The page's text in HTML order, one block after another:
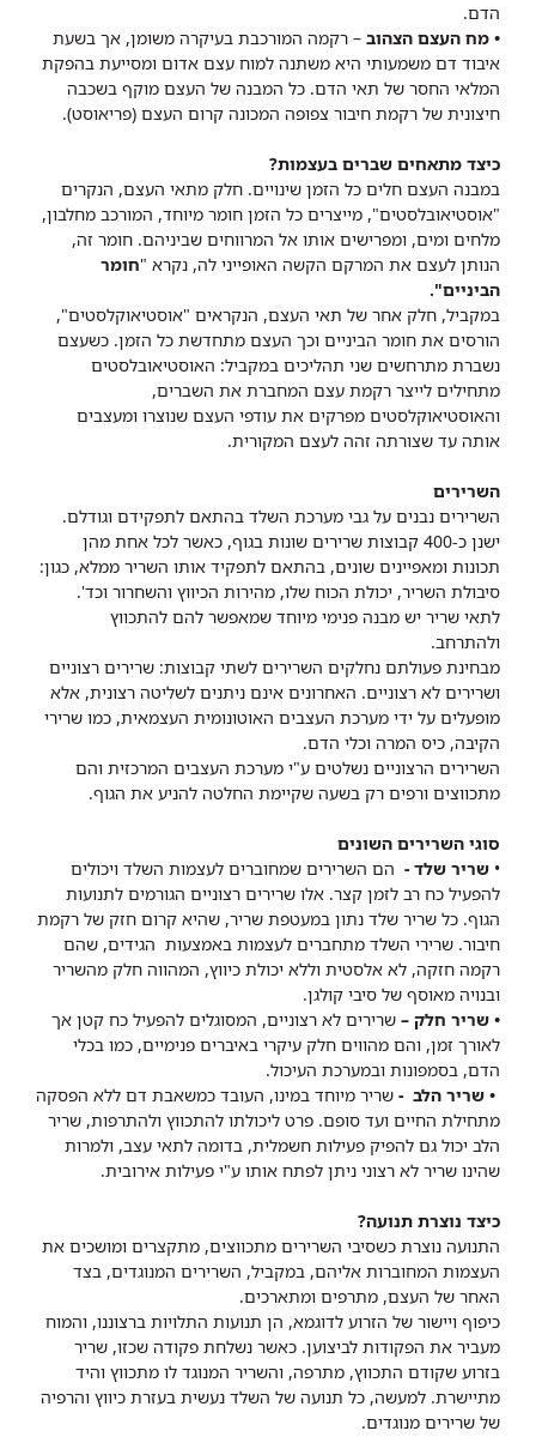
הדם.
• מח העצם הצהוב – רקמה המורכבת בעיקרה משומן, אך בשעת
איבוד דם משמעותי היא משתנה למוח עצם אדום ומסייעת בהפקת
המלאי החסר של תאי הדם. כל המבנה של העצם מוקף בשכבה
חיצונית של רקמת חיבור צפופה המכונה קרום העצם (פריאוסט).
כיצד מתאחים שברים בעצמות?
במבנה העצם חלים כל הזמן שינויים. חלק מתאי העצם, הנקרים
"אוסטיאובלסטים", מייצרים כל הזמן חומר מיוחד, המורכב מחלבון,
מלחים ומים, ומפרישים אותו אל המרווחים שביניהם. חומר זה,
הנותן לעצם את המרקם הקשה האופייני לה, נקרא "חומר
הביניים".
במקביל, חלק אחר של תאי העצם, הנקראים "אוסטיאוקלסטים",
הורסים את חומר הביניים וכך העצם מתחדשת כל הזמן. כשעצם
נשברת מתרחשים שני תהליכים במקביל: האוסטיאובלסטים
מתחילים לייצר רקמת עצם המחברת את השברים,
והאוסטיאוקלסטים מפרקים את עודפי העצם שנוצרו ומעצבים
אותה עד שצורתה זהה לעצם המקורית.
השרירים
השרירים נבנים על גבי מערכת השלד בהתאם לתפקידם וגודלם.
ישנן כ-400 קבוצות שרירים שונות בגוף, כאשר לכל אחת מהן
תכונות ומאפיינים שונים, בהתאם לתפקיד אותו השריר ממלא, כגון:
סיבולת השריר, יכולת הכוח שלו, מהירות הכיווץ והשחרור וכד'.
לתאי שריר יש מבנה פנימי מיוחד שמאפשר להם להתכווץ
ולהתרחב.
מבחינת פעולתם נחלקים השרירים לשתי קבוצות: שרירים רצוניים
ושרירים לא רצוניים. האחרונים אינם ניתנים לשליטה רצונית, אלא
מופעלים על ידי מערכת העצבים האוטונומית העצמאית, כמו שרירי
הקיבה, כיס המרה וכלי הדם.
השרירים הרצוניים נשלטים ע"י מערכת העצבים המרכזית והם
מתכווצים ורפים רק בשעה שקיימת החלטה להניע את הגוף.
סוגי השרירים השונים
• שריר שלד - הם השרירים שמחוברים לעצמות השלד ויכולים
להפעיל כח רב לזמן קצר. אלו שרירים רצוניים הגורמים לתנועות
הגוף. כל שריר שלד נתון במעטפת שריר, שהיא קרום חזק של רקמת
חיבור. שרירי השלד מתחברים לעצמות באמצעות הגידים, שהם
רקמה חזקה, לא אלסטית וללא יכולת כיווץ, המהווה חלק מהשריר
ובנויה מאוסף של סיבי קולגן.
• שריר חלק – שרירים לא רצוניים, המסוגלים להפעיל כח קטן אך
לאורך זמן, והם מהווים חלק עיקרי באיברים פנימיים, כמו בכלי
הדם, בסמפונות ובמערכת העיכול.
• שריר הלב - שריר מיוחד במינו, העובד כמשאבת דם ללא הפסקה
מתחילת החיים ועד סופם. פרט ליכולתו להתכווץ ולהתרפות, שריר
הלב יכול גם להפיק פעילות חשמלית, בדומה לתאי עצב, ולמרות
שהינו שריר לא רצוני ניתן לפתח אותו ע"י פעילות אירובית.
כיצד נוצרת תנועה?
התנועה נוצרת כשסיבי השרירים מתכווצים, מתקצרים ומושכים את
העצמות המחוברות אליהם, במקביל, השרירים המנוגדים, בצד
האחר של העצם, מתרפים ומתארכים.
כיפוף ויישור של הזרוע לדוגמא, הן תנועות התלויות ברצוננו, והמוח
מעביר את הפקודות לביצוען. כאשר נשלחת פקודה שכזו, שריר
בזרוע שקודם התכווץ, מתרפה, והשריר המנוגד לו מתכווץ והיד
מתיישרת. למעשה, כל תנועה של השלד נעשית בעזרת כיווץ והרפיה
של שרירים מנוגדים.